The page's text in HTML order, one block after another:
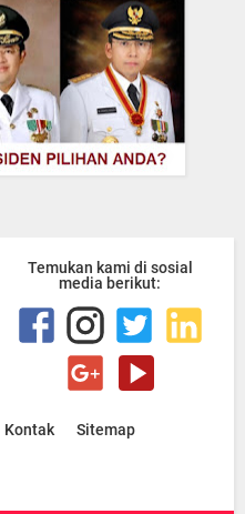
Temukan kami di sosial
media berikut:
Kontak Sitemap